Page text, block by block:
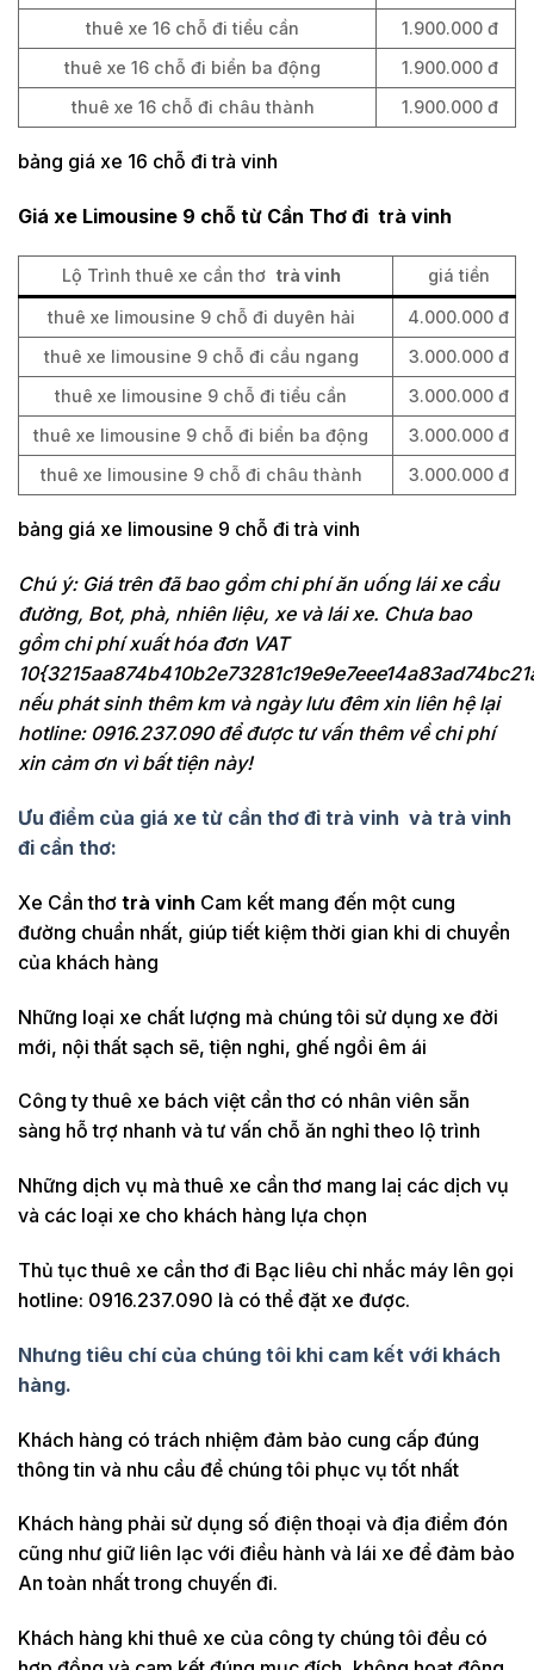
thuê xe 16 chỗ đi tiểu cần
1.900.000 đ
thuê xe 16 chỗ đi biển ba động
1.900.000 đ
thuê xe 16 chỗ đi châu thành
1.900.000 đ
bảng giá xe 16 chỗ đi trà vinh
Giá xe Limousine 9 chỗ từ Cần Thơ đi trà vinh
Lộ Trình thuê xe cần thơ trà vinh giá tiền
thuê xe limousine 9 chỗ đi duyên hải
4.000.000 đ
thuê xe limousine 9 chỗ đi cầu ngang
3.000.000 đ
thuê xe limousine 9 chỗ đi tiểu cần
3.000.000 đ
thuê xe limousine 9 chỗ đi biển ba động
3.000.000 đ
thuê xe limousine 9 chỗ đi châu thành
3.000.000 đ
bảng giá xe limousine 9 chỗ đi trà vinh
Chú ý: Giá trên đã bao gồm chi phí ăn uống lái xe cầu
đường, Bot, phà, nhiên liệu, xe và lái xe. Chưa bao
gồm chi phí xuất hóa đơn VAT
nếu phát sinh thêm km và ngày lưu đêm xin liên hệ lại
hotline: 0916.237.090 để được tư vấn thêm về chi phí
xin cảm ơn vì bất tiện này!
Ưu điểm của giá xe từ cần thơ đi trà vinh và trà vinh
đi cần thơ:
Xe Cần thơ trà vinh Cam kết mang đến một cung
đường chuẩn nhất, giúp tiết kiệm thời gian khi di chuyển
của khách hàng
Những loại xe chất lượng mà chúng tôi sử dụng xe đời
mới, nội thất sạch sẽ, tiện nghi, ghế ngồi êm ái
Công ty thuê xe bách việt cần thơ có nhân viên sẵn
sàng hỗ trợ nhanh và tư vấn chỗ ăn nghỉ theo lộ trình
Những dịch vụ mà thuê xe cần thơ mang laị các dịch vụ
và các loại xe cho khách hàng lựa chọn
Thủ tục thuê xe cần thơ đi Bạc liêu chỉ nhắc máy lên gọi
hotline: 0916.237.090 là có thể đặt xe được.
Nhưng tiêu chí của chúng tôi khi cam kết với khách
hàng.
Khách hàng có trách nhiệm đảm bảo cung cấp đúng
thông tin và nhu cầu để chúng tôi phục vụ tốt nhất
Khách hàng phải sử dụng số điện thoại và địa điểm đón
cũng như giữ liên lạc với điều hành và lái xe để đảm bảo
An toàn nhất trong chuyến đi.
Khách hàng khi thuê xe của công ty chúng tôi đều có